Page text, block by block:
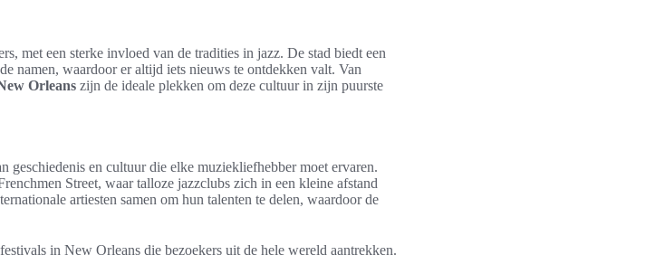
met een sterke invloed van de tradities in jazz. De stad biedt een
namen, waardoor er altijd iets nieuws te ontdekken valt. Van
Orleans zijn de ideale plekken om deze cultuur in zijn puurste
en cultuur die elke muziekliefhebber moet ervaren.
Street, waar talloze jazzclubs zich in een kleine afstand
artiesten samen om hun talenten te delen, waardoor de
in New Orleans die bezoekers uit de hele wereld aantrekken.